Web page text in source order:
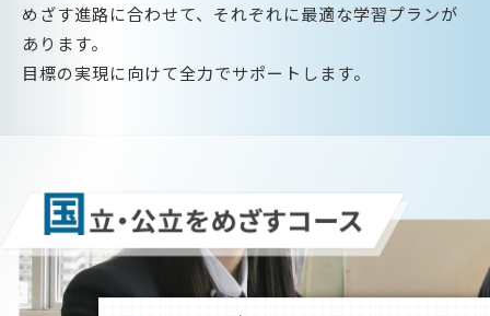
めざす進路に合わせて、それぞれに最適な学習プランが
あります。
目標の実現に向けて全力でサポートします。